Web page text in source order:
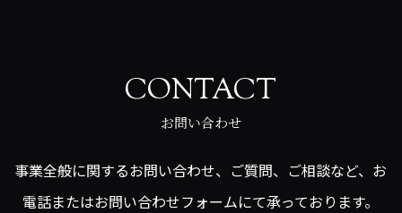
CONTACT
お問い合わせ
事業全般に関するお問い合わせ、ご質問、ご相談など、お
電話またはお問い合わせフォームにて承っております。